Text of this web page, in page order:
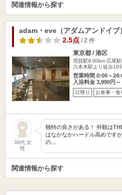
関連情報から探す
adam・eve（アダムアンドイブ）
2.5点/ 2 件
東京都 / 港区
用賀駅9.00km 広尾
六本木駅より徒歩10
営業時間 0:00～
入浴料金 3,990円～
日帰り お食事・食
30代 女
性
独特の良さがある！ 外観は
はなかなかハードル高めです
の…
関連情報から探す